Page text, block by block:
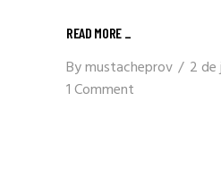
READ MORE _
Bymustacheprov
2
1 Comment